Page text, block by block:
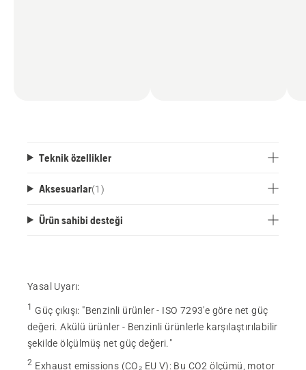
Teknik özellikler
Aksesuarlar(1 )
Ürün sahibi desteği
Yasal Uyarı:
1 Güç çıkışı: "Benzinli ürünler - ISO 7293'e göre net güç
değeri. Akülü ürünler - Benzinli ürünlerle karşılaştırılabilir
şekilde ölçülmüş net güç değeri."
2 Exhaust emissions (CO₂ EU V): Bu CO2 ölçümü, motor